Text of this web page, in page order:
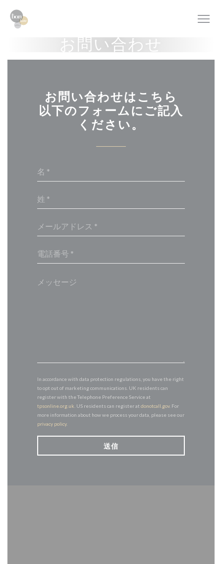
お問い合わせ
お問い合わせはこちら
以下のフォームにご記入
ください。
In accordance with data protection regulations, you have the right
to opt out of marketing communications. UK residents can
register with the Telephone Preference Service at
tpsonline.org.uk . US residents can register at donotcall.gov. For
more information about how we process your data, please see our
privacy policy.